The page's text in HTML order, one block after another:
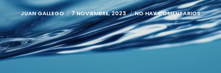
JUAN GALLEGO 7 NOVIEMBRE, 2023 NO HAY COMENTARIOS